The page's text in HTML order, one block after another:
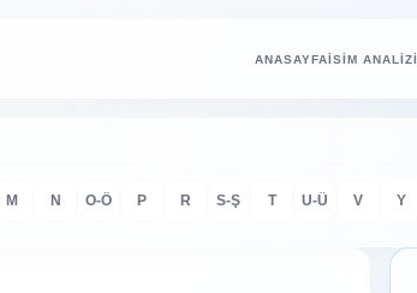
ANASAYFAİSİM ANALİZİ
M N O-Ö P R S-Ş T U-Ü V Y